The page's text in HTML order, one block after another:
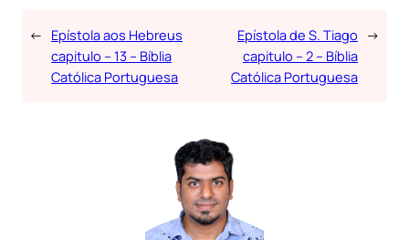
← Epístola aos Hebreus
capitulo – 13 – Bíblia
Católica Portuguesa
Epístola de S. Tiago
capitulo – 2 – Bíblia
Católica Portuguesa
→